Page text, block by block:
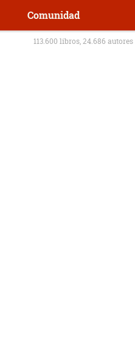
Comunidad
113.600 libros, 24.686